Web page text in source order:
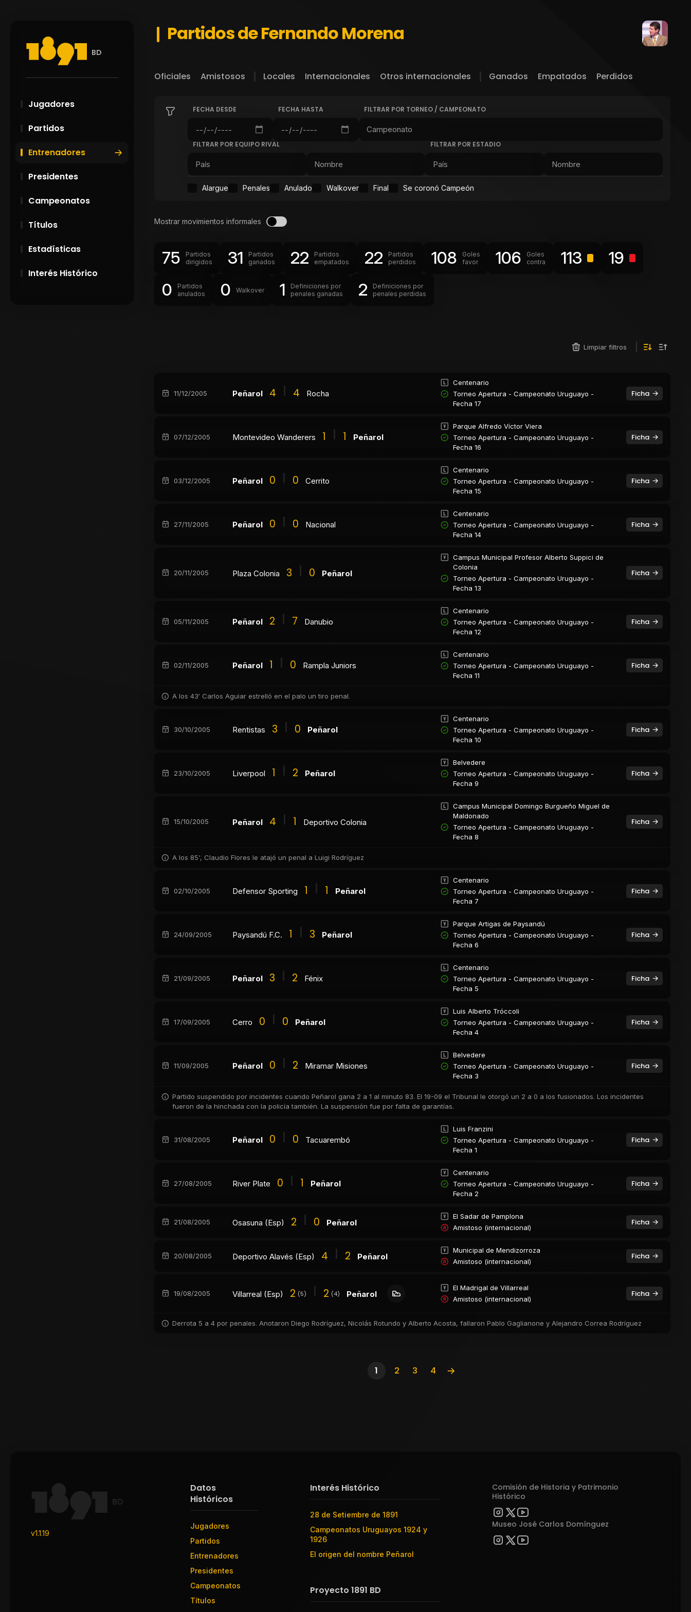
BD
Jugadores
Partidos
Entrenadores
Presidentes
Campeonatos
Títulos
Estadísticas
Interés Histórico
Partidos de Fernando Morena
Oficiales Amistosos Locales Internacionales Otros internacionales Ganados Empatados Perdidos
FECHA DESDE FECHA HASTA FILTRAR POR TORNEO / CAMPEONATO
FILTRAR POR EQUIPO RIVAL FILTRAR POR ESTADIO
Alargue Penales Anulado Walkover Final Se coronó Campeón
Mostrar movimientos informales
75
Partidos
dirigidos
31
Partidos
ganados
22
Partidos
empatados
22
Partidos
perdidos
108
Goles
favor
106
Goles
contra
113
19
0
Partidos
anulados
0 Walkover 1
Definiciones por
penales ganadas
2
Definiciones por
penales perdidas
Limpiar filtros
11/12/2005 Peñarol 4 4 Rocha
Centenario
Torneo Apertura - Campeonato Uruguayo -
Fecha 17
Ficha
07/12/2005 Montevideo Wanderers 1 1 Peñarol
Parque Alfredo Víctor Viera
Torneo Apertura - Campeonato Uruguayo -
Fecha 16
Ficha
03/12/2005 Peñarol 0 0 Cerrito
Centenario
Torneo Apertura - Campeonato Uruguayo -
Fecha 15
Ficha
27/11/2005 Peñarol 0 0 Nacional
Centenario
Torneo Apertura - Campeonato Uruguayo -
Fecha 14
Ficha
20/11/2005 Plaza Colonia 3 0 Peñarol
Campus Municipal Profesor Alberto Suppici de
Colonia
Torneo Apertura - Campeonato Uruguayo -
Fecha 13
Ficha
05/11/2005 Peñarol 2 7 Danubio
Centenario
Torneo Apertura - Campeonato Uruguayo -
Fecha 12
Ficha
02/11/2005 Peñarol 1 0 Rampla Juniors
Centenario
Torneo Apertura - Campeonato Uruguayo -
Fecha 11
Ficha
A los 43′ Carlos Aguiar estrelló en el palo un tiro penal.
30/10/2005 Rentistas 3 0 Peñarol
Centenario
Torneo Apertura - Campeonato Uruguayo -
Fecha 10
Ficha
23/10/2005 Liverpool 1 2 Peñarol
Belvedere
Torneo Apertura - Campeonato Uruguayo -
Fecha 9
Ficha
15/10/2005 Peñarol 4 1 Deportivo Colonia
Campus Municipal Domingo Burgueño Miguel de
Maldonado
Torneo Apertura - Campeonato Uruguayo -
Fecha 8
Ficha
A los 85', Claudio Flores le atajó un penal a Luigi Rodríguez
02/10/2005 Defensor Sporting 1 1 Peñarol
Centenario
Torneo Apertura - Campeonato Uruguayo -
Fecha 7
Ficha
24/09/2005 Paysandú F.C. 1 3 Peñarol
Parque Artigas de Paysandú
Torneo Apertura - Campeonato Uruguayo -
Fecha 6
Ficha
21/09/2005 Peñarol 3 2 Fénix
Centenario
Torneo Apertura - Campeonato Uruguayo -
Fecha 5
Ficha
17/09/2005 Cerro 0 0 Peñarol
Luis Alberto Tróccoli
Torneo Apertura - Campeonato Uruguayo -
Fecha 4
Ficha
11/09/2005 Peñarol 0 2 Miramar Misiones
Belvedere
Torneo Apertura - Campeonato Uruguayo -
Fecha 3
Ficha
Partido suspendido por incidentes cuando Peñarol gana 2 a 1 al minuto 83. El 19-09 el Tribunal le otorgó un 2 a 0 a los fusionados. Los incidentes
fueron de la hinchada con la policía también. La suspensión fue por falta de garantías.
31/08/2005 Peñarol 0 0 Tacuarembó
Luis Franzini
Torneo Apertura - Campeonato Uruguayo -
Fecha 1
Ficha
27/08/2005 River Plate 0 1 Peñarol
Centenario
Torneo Apertura - Campeonato Uruguayo -
Fecha 2
Ficha
21/08/2005 Osasuna (Esp) 2 0 Peñarol
El Sadar de Pamplona
Amistoso (internacional)
Ficha
20/08/2005 Deportivo Alavés (Esp) 4 2 Peñarol
Municipal de Mendizorroza
Amistoso (internacional)
Ficha
19/08/2005 Villarreal (Esp) 2 (5) 2 (4) Peñarol
El Madrigal de Villarreal
Amistoso (internacional)
Ficha
Derrota 5 a 4 por penales. Anotaron Diego Rodríguez, Nicolás Rotundo y Alberto Acosta, fallaron Pablo Gaglianone y Alejandro Correa Rodríguez
1 2 3 4
BD
v1.1.19
Datos
Históricos
Jugadores
Partidos
Entrenadores
Presidentes
Campeonatos
Títulos
Interés Histórico
28 de Setiembre de 1891
Campeonatos Uruguayos 1924 y
1926
El origen del nombre Peñarol
Proyecto 1891 BD
Comisión de Historia y Patrimonio
Histórico
Museo José Carlos Domínguez